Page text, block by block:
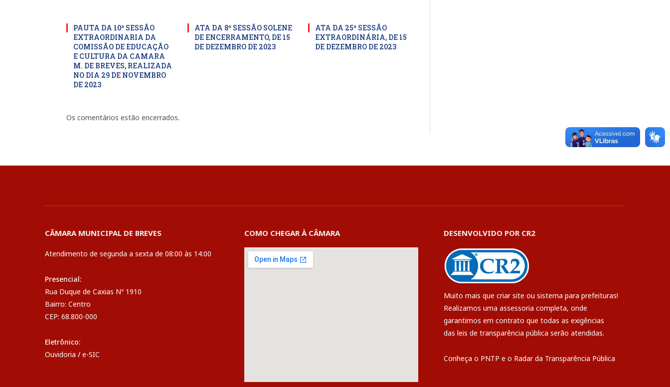
PAUTA DA 10ª SESSÃO
EXTRAORDINARIA DA
COMISSÃO DE EDUCAÇÃO
E CULTURA DA CAMARA
M. DE BREVES, REALIZADA
NO DIA 29 DE NOVEMBRO
DE 2023
ATA DA 8ª SESSÃO SOLENE
DE ENCERRAMENTO, DE 15
DE DEZEMBRO DE 2023
ATA DA 25ª SESSÃO
EXTRAORDINÁRIA, DE 15
DE DEZEMBRO DE 2023
Os comentários estão encerrados.
CÂMARA MUNICIPAL DE BREVES
Atendimento de segunda a sexta de 08:00 às 14:00
Presencial:
Rua Duque de Caxias Nº 1910
Bairro: Centro
CEP: 68.800-000
Eletrônico:
Ouvidoria / e-SIC
COMO CHEGAR À CÂMARA DESENVOLVIDO POR CR2
Muito mais que criar site ou sistema para prefeituras!
Realizamos uma assessoria completa, onde
garantimos em contrato que todas as exigências
das leis de transparência pública serão atendidas.
Conheça o PNTP e o Radar da Transparência Pública